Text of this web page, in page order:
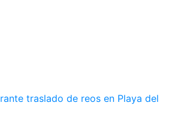
traslado de reos en Playa del